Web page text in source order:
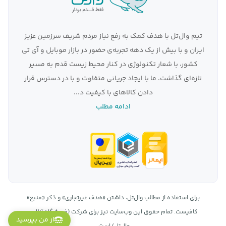
برنامه هایی که در آیفون خود استفاده می کنید احتمالاً
برای اپل واچ در دسترس هستند.
اپل واچ ها ردیاب های تناسب اندام عالی هستند. به
عنوان مثال، اپل واچ سری 6 با سنسور ضربان قلب عالی
خود شما را تحت تاثیر قرار می دهد.
برخی اپل اچ ها دارای سنسورهای دمای پوست هستند که
آن ها را به ویژه برای ردیابی چرخه قاعدگی مفید می کند.
را ردیابی کنند و داده‌های سلامتی زیادی را در اختیار شما
ساعت هوشمنداپل همچنین انتخاب خوبی برای کسانی است
اپل انبوهی از بند‌های ساعت و رنگ قاب‌های زیبا را ارائه
می‌کند که به شما امکان می‌دهد ساعت خود را برای محل
تیم وال‌تل با هدف کمک به رفع نیاز مردم شریف سرزمین عزیز
ایران و با بیش از یک دهه تجربه‌ی حضور در بازار موبایل و آی تی
کشور، با شعار تکنولوژی در کنار محیط زیست قدم به مسیر
تازه‌ای گذاشت. ما با ایجاد جریانی متفاوت و با در دسترس قرار
دادن کالاهای با کیفیت د...
ادامه مطلب
برای استفاده از مطالب وال‌تل، داشتن «هدف غیرتجاری» و ذکر «منبع»
کافیست. تمام حقوق اين وب‌سايت نیز برای شرکت (فروشگاه آنلاین
از من بپرسید